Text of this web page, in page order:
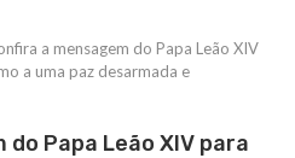
a mensagem do Papa Leão XIV
a uma paz desarmada e
do Papa Leão XIV para